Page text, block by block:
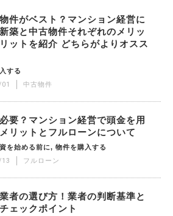
件がベスト？マンション経営に
築と中古物件それぞれのメリッ
リットを紹介 どちらがよりオスス
する
中古物件
要？マンション経営で頭金を用
リットとフルローンについて
を始める前に 物件を購入する
フルローン
者の選び方！業者の判断基準と
ェックポイント